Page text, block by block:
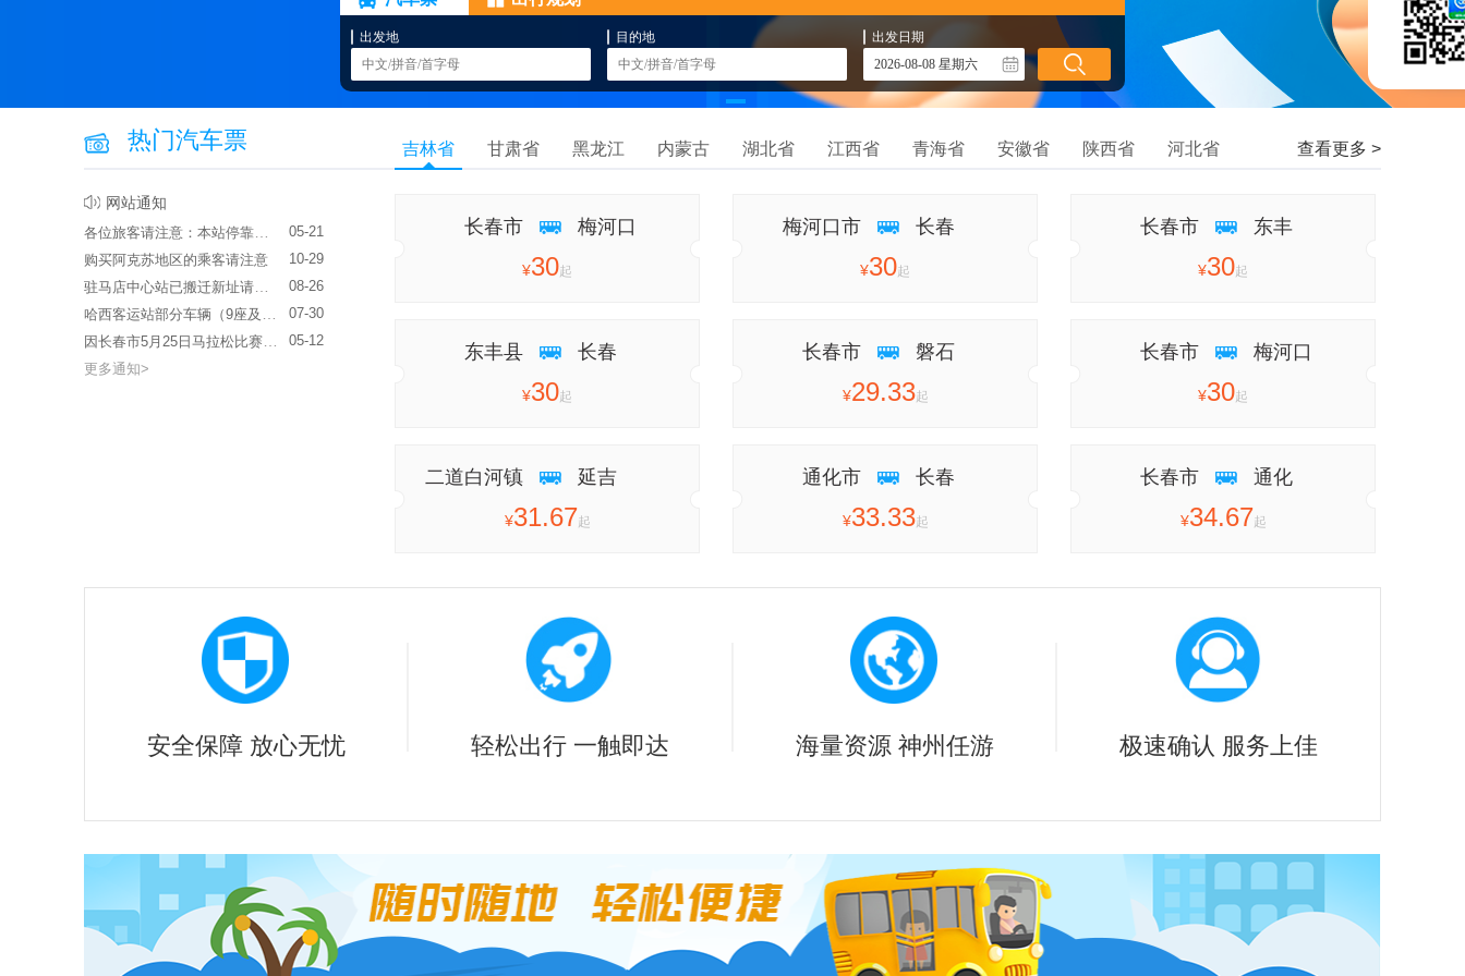
出发地 目的地 出发日期
热门汽车票 吉林省 甘肃省 黑龙江 内蒙古 湖北省 江西省 青海省 安徽省 陕西省 河北省 查看更多 >
网站通知
05-21
购买阿克苏地区的乘客请注意
10-29
08-26
07-30
05-12
更多通知>
长春市 梅河口
¥30起
梅河口市 长春
¥30起
长春市 东丰
¥30起
东丰县 长春
¥30起
长春市 磐石
¥29.33起
长春市 梅河口
¥30起
二道白河镇 延吉
¥31.67起
通化市 长春
¥33.33起
长春市 通化
¥34.67起
36.75起 59.25起
安全保障 放心无忧 轻松出行 一触即达 海量资源 神州任游 极速确认 服务上佳